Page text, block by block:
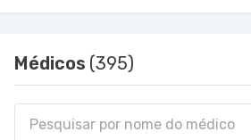
Médicos (395)